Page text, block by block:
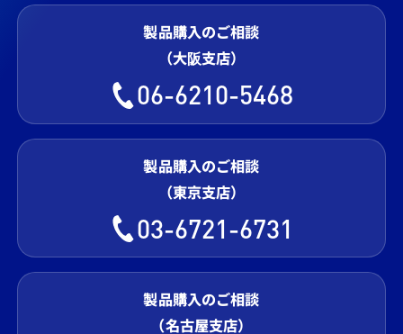
製品購入のご相談
（大阪支店）
06-6210-5468
製品購入のご相談
（東京支店）
03-6721-6731
製品購入のご相談
（名古屋支店）